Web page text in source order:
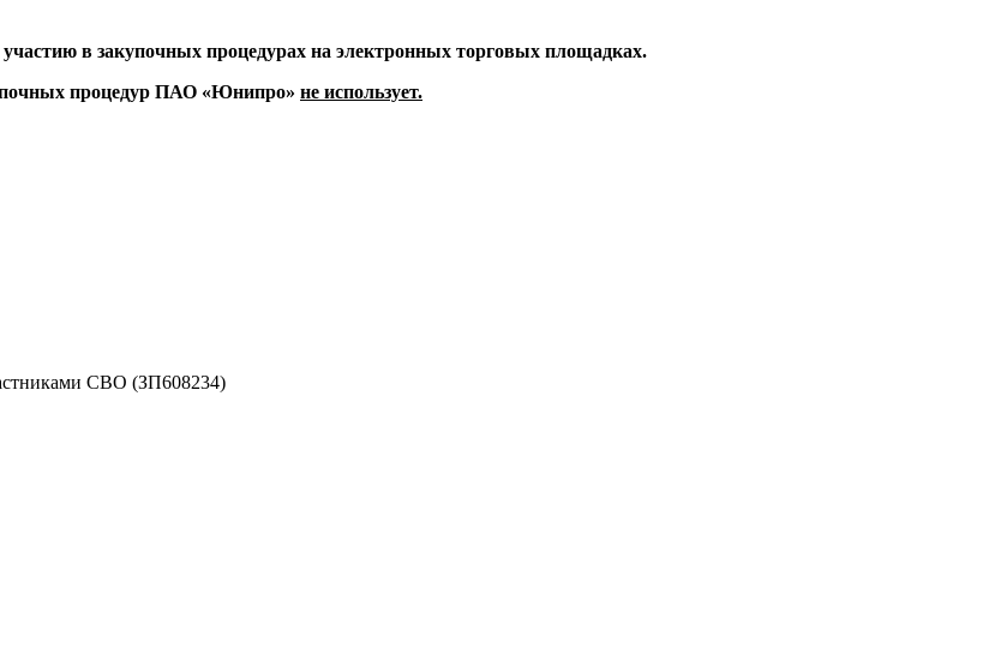
в закупочных процедурах на электронных торговых площадках.
процедур ПАО «Юнипро» не использует.
СВО (ЗП608234)